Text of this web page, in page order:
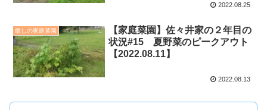
2022.08.25
癒しの家庭菜園
【家庭菜園】佐々井家の２年目の
状況#15 夏野菜のピークアウト
【2022.08.11】
2022.08.13